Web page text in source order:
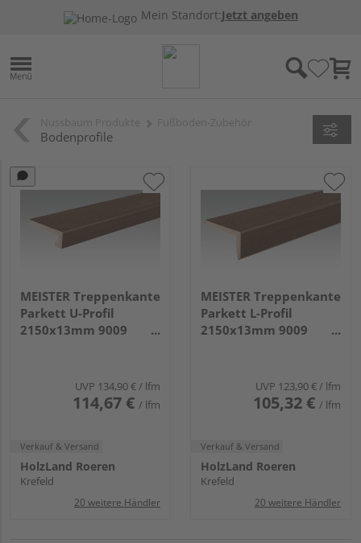
Mein Standort:Jetzt angeben
Bodenprofile
MEISTER Treppenkante
Parkett U-Profil
2150x13mm 9009
ultramattlackiert
UVP 134,90 €/ lfm
114,67 € / lfm
Verkauf & Versand
HolzLand Roeren
Krefeld
20 weitere Händler
MEISTER Treppenkante
Parkett L-Profil
2150x13mm 9009
ultramattlackiert
UVP 123,90 €/ lfm
105,32 € / lfm
Verkauf & Versand
HolzLand Roeren
Krefeld
20 weitere Händler